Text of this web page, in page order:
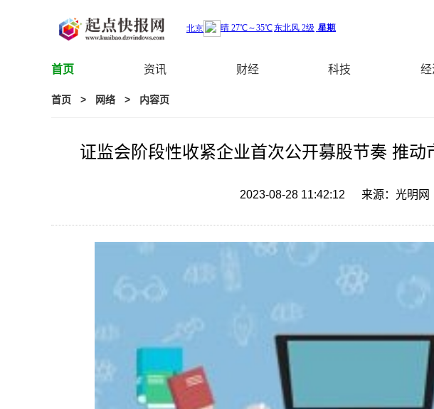
首页 资讯 财经 科技 经
首页 > 网络 > 内容页
证监会阶段性收紧企业首次公开募股节奏 推动
2023-08-28 11:42:12 来源：光明网